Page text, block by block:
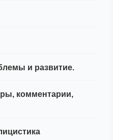
и развитие.
комментарии,